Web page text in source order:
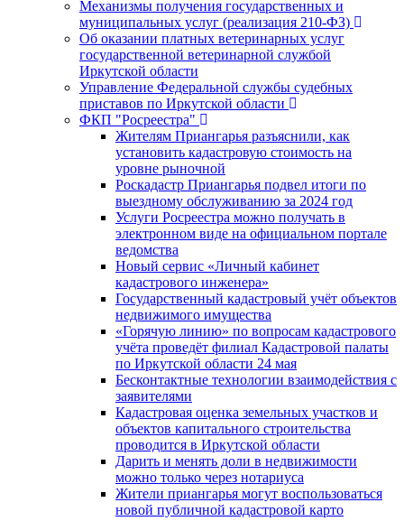
Механизмы получения государственных и
муниципальных услуг (реализация 210-ФЗ)
Об оказании платных ветеринарных услуг
государственной ветеринарной службой
Иркутской области
Управление Федеральной службы судебных
приставов по Иркутской области
ФКП "Росреестра"
Жителям Приангарья разъяснили, как
установить кадастровую стоимость на
уровне рыночной
Роскадастр Приангарья подвел итоги по
выездному обслуживанию за 2024 год
Услуги Росреестра можно получать в
электронном виде на официальном портале
ведомства
Новый сервис «Личный кабинет
кадастрового инженера»
Государственный кадастровый учёт объектов
недвижимого имущества
«Горячую линию» по вопросам кадастрового
учёта проведёт филиал Кадастровой палаты
по Иркутской области 24 мая
Бесконтактные технологии взаимодействия с
заявителями
Кадастровая оценка земельных участков и
объектов капитального строительства
проводится в Иркутской области
Дарить и менять доли в недвижимости
можно только через нотариуса
Жители приангарья могут воспользоваться
новой публичной кадастровой карто